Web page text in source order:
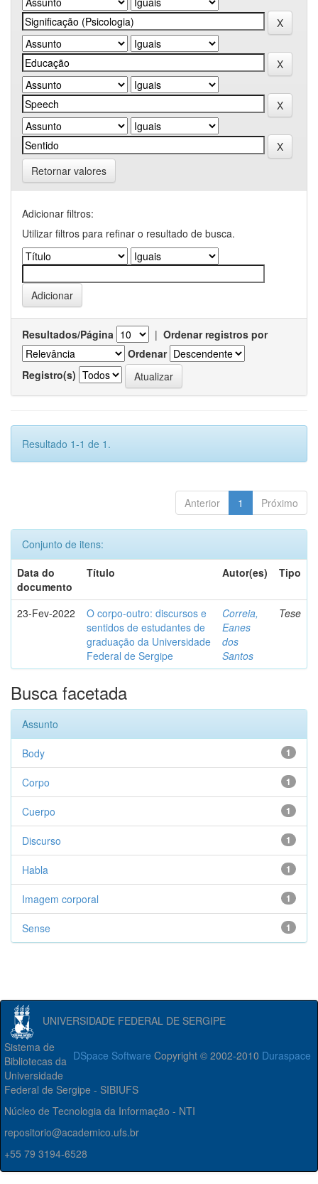
Retornar valores
Adicionar filtros:
Utilizar filtros para refinar o resultado de busca.
Resultados/Página | Ordenar registros por
Ordenar
Registro(s)
Resultado 1-1 de 1.
Anterior 1 Próximo
Conjunto de itens:
Data do
documento
Título Autor(es) Tipo
23-Fev-2022
O corpo-outro: discursos e
sentidos de estudantes de
graduação da Universidade
Federal de Sergipe
Correia,
Eanes
dos
Santos
Tese
Busca facetada
Assunto
1
Body
1
Corpo
1
Cuerpo
1
Discurso
1
Habla
1
Imagem corporal
1
Sense
UNIVERSIDADE FEDERAL DE SERGIPE
DSpace Software Copyright © 2002-2010 Duraspace
Sistema de
Bibliotecas da
Universidade
Federal de Sergipe - SIBIUFS
Núcleo de Tecnologia da Informação - NTI
repositorio@academico.ufs.br
+55 79 3194-6528